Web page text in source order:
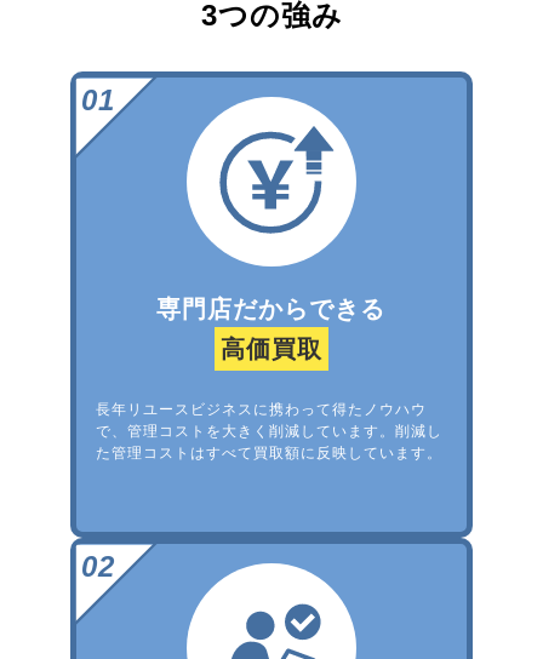
3つの強み
専門店だからできる
高価買取
長年リユースビジネスに携わって得たノウハウ
で、管理コストを大きく削減しています。削減し
た管理コストはすべて買取額に反映しています。